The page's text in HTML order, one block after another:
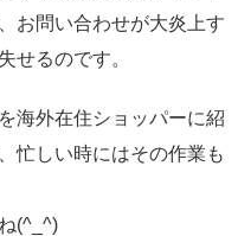
お問い合わせが大炎上す
せるのです。
海外在住ショッパーに紹
忙しい時にはその作業も
(^_^)